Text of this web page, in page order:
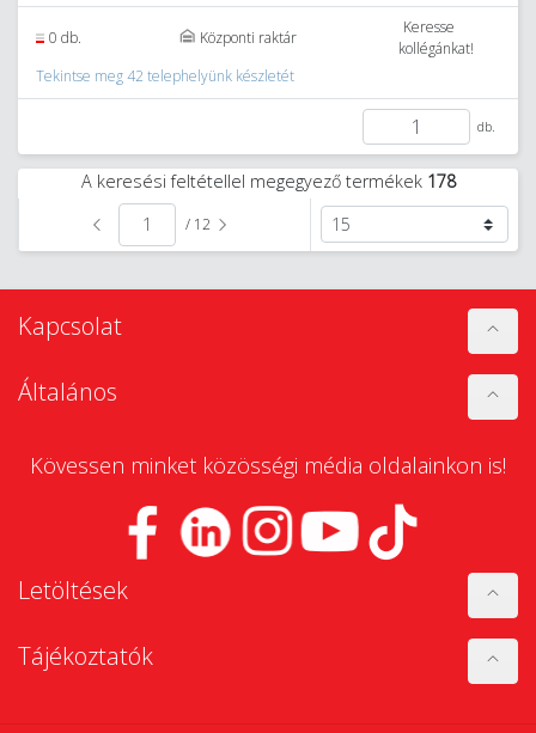
0 db. Központi raktár
Keresse
kollégánkat!
Tekintse meg 42 telephelyünk készletét
db.
A keresési feltétellel megegyező termékek 178
/ 12
Kapcsolat
Általános
Kövessen minket közösségi média oldalainkon is!
Letöltések
Tájékoztatók